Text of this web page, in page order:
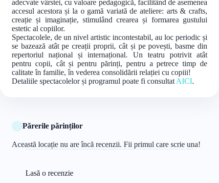
adecvate vârstei, cu valoare pedagogică, facilitând de asemenea
accesul acestora și la o gamă variată de ateliere: arts & crafts,
creație și imaginație, stimulând crearea și formarea gustului
estetic al copiilor.
Spectacolele, de un nivel artistic incontestabil, au loc periodic și
se bazează atât pe creații proprii, cât și pe povești, basme din
repertoriul național și internațional. Un teatru potrivit atât
pentru copii, cât și pentru părinți, pentru a petrece timp de
calitate în familie, în vederea consolidării relației cu copiii!
Detaliile spectacolelor și programul poate fi consultat AICI.
Părerile părinților
Această locație nu are încă recenzii. Fii primul care scrie una!
Lasă o recenzie